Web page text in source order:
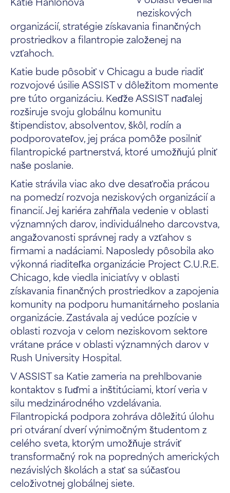
neziskových
organizácií, stratégie získavania finančných
prostriedkov a filantropie založenej na
vzťahoch.
Katie bude pôsobiť v Chicagu a bude riadiť
rozvojové úsilie ASSIST v dôležitom momente
pre túto organizáciu. Keďže ASSIST naďalej
rozširuje svoju globálnu komunitu
štipendistov, absolventov, škôl, rodín a
podporovateľov, jej práca pomôže posilniť
filantropické partnerstvá, ktoré umožňujú plniť
naše poslanie.
Katie strávila viac ako dve desaťročia prácou
na pomedzí rozvoja neziskových organizácií a
financií. Jej kariéra zahŕňala vedenie v oblasti
významných darov, individuálneho darcovstva,
angažovanosti správnej rady a vzťahov s
firmami a nadáciami. Naposledy pôsobila ako
výkonná riaditeľka organizácie Project C.U.R.E.
Chicago, kde viedla iniciatívy v oblasti
získavania finančných prostriedkov a zapojenia
komunity na podporu humanitárneho poslania
organizácie. Zastávala aj vedúce pozície v
oblasti rozvoja v celom neziskovom sektore
vrátane práce v oblasti významných darov v
Rush University Hospital.
V ASSIST sa Katie zameria na prehlbovanie
kontaktov s ľuďmi a inštitúciami, ktorí veria v
silu medzinárodného vzdelávania.
Filantropická podpora zohráva dôležitú úlohu
pri otváraní dverí výnimočným študentom z
celého sveta, ktorým umožňuje stráviť
transformačný rok na popredných amerických
nezávislých školách a stať sa súčasťou
celoživotnej globálnej siete.